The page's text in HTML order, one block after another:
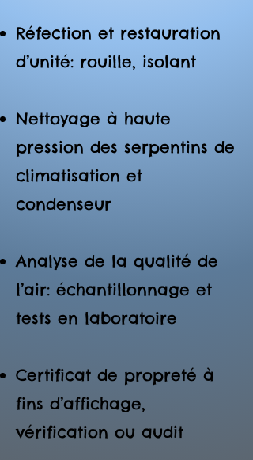
Réfection et restauration
d’unité: rouille, isolant
Nettoyage à haute
pression des serpentins de
climatisation et
condenseur
Analyse de la qualité de
l’air: échantillonnage et
tests en laboratoire
Certificat de propreté à
fins d’affichage,
vérification ou audit